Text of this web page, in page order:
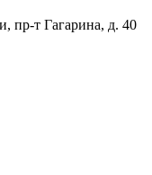
пр-т Гагарина, д. 40